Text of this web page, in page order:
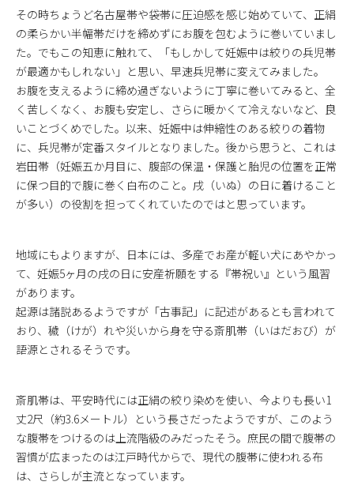
その時ちょうど名古屋帯や袋帯に圧迫感を感じ始めていて、正絹
の柔らかい半幅帯だけを締めずにお腹を包むように巻いていまし
た。でもこの知恵に触れて、「もしかして妊娠中は絞りの兵児帯
が最適かもしれない」と思い、早速兵児帯に変えてみました。
お腹を支えるように締め過ぎないように丁寧に巻いてみると、全
く苦しくなく、お腹も安定し、さらに暖かくて冷えないなど、良
いことづくめでした。以来、妊娠中は伸縮性のある絞りの着物
に、兵児帯が定番スタイルとなりました。後から思うと、これは
岩田帯（妊娠五か月目に、腹部の保温・保護と胎児の位置を正常
に保つ目的で腹に巻く白布のこと。戌（いぬ）の日に着けること
が多い）の役割を担ってくれていたのではと思っています。
地域にもよりますが、日本には、多産でお産が軽い犬にあやかっ
て、妊娠5ヶ月の戌の日に安産祈願をする『帯祝い』という風習
があります。
起源は諸説あるようですが「古事記」に記述があるとも言われて
おり、穢（けが）れや災いから身を守る斎肌帯（いはだおび）が
語源とされるそうです。
斎肌帯は、平安時代には正絹の絞り染めを使い、今よりも長い1
丈2尺（約3.6メートル）という長さだったようですが、このよう
な腹帯をつけるのは上流階級のみだったそう。庶民の間で腹帯の
習慣が広まったのは江戸時代からで、現代の腹帯に使われる布
は、さらしが主流となっています。